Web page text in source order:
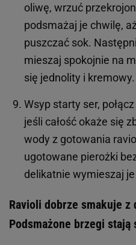
oliwę, wrzuć
podsmażaj je chwilę,
puszczać sok.
mieszaj spokojnie na
się jednolity i kremowy.
Wsyp starty ser,
jeśli całość okaże się
wody z gotowania
ugotowane pierożki
delikatnie wymieszaj
Ravioli dobrze smakuje z
Podsmażone brzegi stają